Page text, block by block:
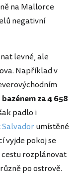
na Mallorce
negativní
levné, ale
Například v
za 4 658
padlo i
umístěné
vyjde pokoj se
cestu rozplánovat
po ostrově.